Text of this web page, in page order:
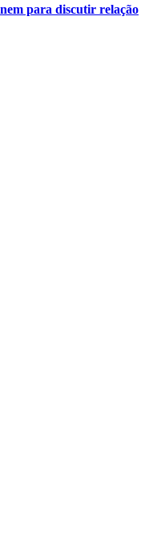
para discutir relação